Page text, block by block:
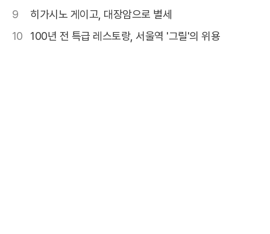
9
히가시노 게이고, 대장암으로 별세
10
100년 전 특급 레스토랑, 서울역 '그릴'의 위용